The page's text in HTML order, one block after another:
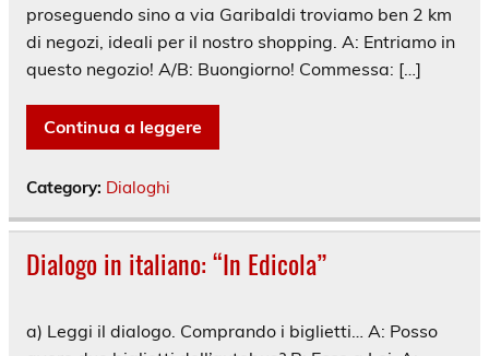
proseguendo sino a via Garibaldi troviamo ben 2 km
di negozi, ideali per il nostro shopping. A: Entriamo in
questo negozio! A/B: Buongiorno! Commessa: […]
Continua a leggere
Category: Dialoghi
Dialogo in italiano: “In Edicola”
a) Leggi il dialogo. Comprando i biglietti… A: Posso